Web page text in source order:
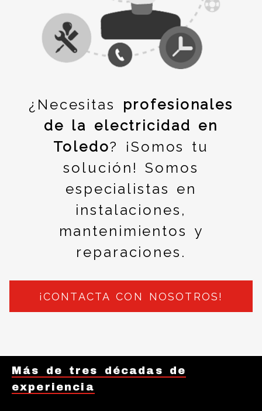
¿Necesitas profesionales
de la electricidad en
Toledo? ¡Somos tu
solución! Somos
especialistas en
instalaciones,
mantenimientos y
reparaciones.
¡CONTACTA CON NOSOTROS!
Más de tres décadas de
experiencia